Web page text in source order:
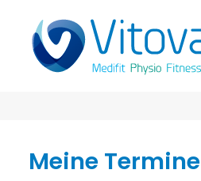
Meine Termine